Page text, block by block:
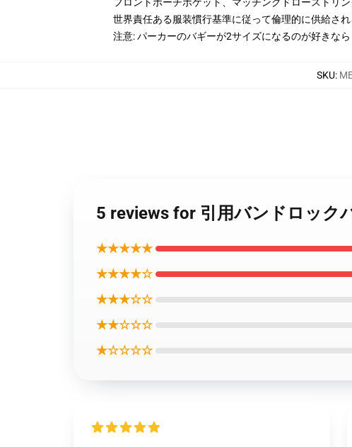
世界責任ある服装慣行基準に従って倫理的に供給され
注意: パーカーのバギーが2サイズになるのが好きなら
SKU:
5 reviews for 引用バンドロック
★★★★★
★★★★☆
★★★☆☆
★★☆☆☆
★☆☆☆☆